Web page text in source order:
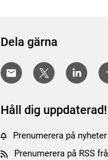
Dela gärna
Håll dig uppdaterad!
Prenumerera på
Prenumerera på RSS